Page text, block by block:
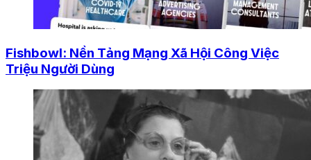
Fishbowl: Nền Tảng Mạng Xã Hội Công Việc
Triệu Người Dùng